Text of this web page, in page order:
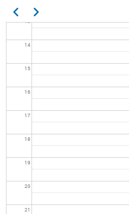
Paginación
AnteriorSiguiente
13
14
15
16
17
18
19
20
21